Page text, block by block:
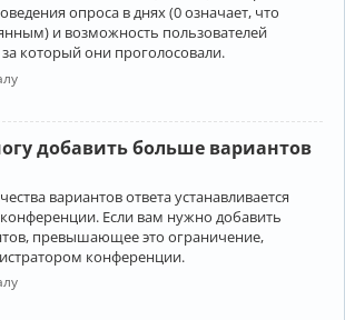
опроса в днях (0 означает, что
и возможность пользователей
который они проголосовали.
добавить больше вариантов
вариантов ответа устанавливается
Если вам нужно добавить
превышающее это ограничение,
конференции.